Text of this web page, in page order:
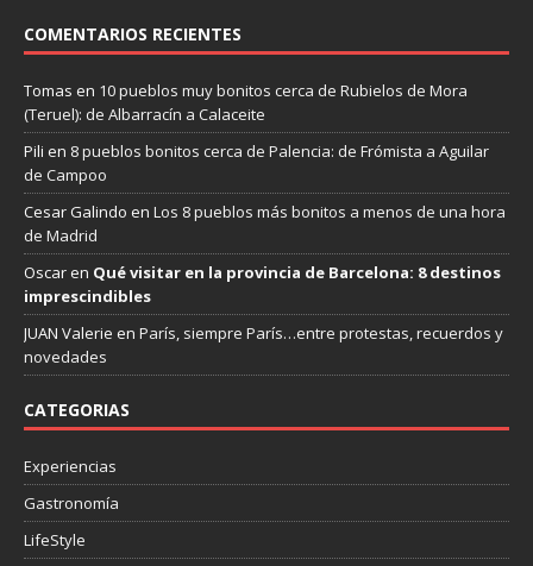
COMENTARIOS RECIENTES
Tomas en 10 pueblos muy bonitos cerca de Rubielos de Mora
(Teruel): de Albarracín a Calaceite
Pili en 8 pueblos bonitos cerca de Palencia: de Frómista a Aguilar
de Campoo
Cesar Galindo en Los 8 pueblos más bonitos a menos de una hora
de Madrid
Oscaren Qué visitar en la provincia de Barcelona: 8 destinos
imprescindibles
JUAN Valerie en París, siempre París…entre protestas, recuerdos y
novedades
CATEGORIAS
Experiencias
Gastronomía
LifeStyle